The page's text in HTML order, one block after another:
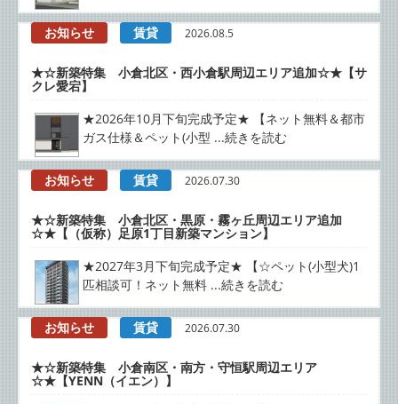
お知らせ 賃貸 2026.08.5
★☆新築特集 小倉北区・西小倉駅周辺エリア追加☆★【サ
クレ愛宕】
★2026年10月下旬完成予定★ 【ネット無料＆都市
ガス仕様＆ペット(小型 ...続きを読む
お知らせ 賃貸 2026.07.30
★☆新築特集 小倉北区・黒原・霧ヶ丘周辺エリア追加
☆★【（仮称）足原1丁目新築マンション】
★2027年3月下旬完成予定★ 【☆ペット(小型犬)1
匹相談可！ネット無料 ...続きを読む
お知らせ 賃貸 2026.07.30
★☆新築特集 小倉南区・南方・守恒駅周辺エリア
☆★【YENN（イエン）】